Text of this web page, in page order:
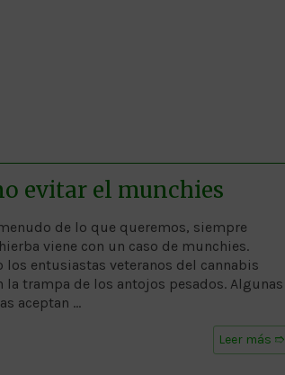
evitar el munchies
de lo que queremos, siempre
viene con un caso de munchies.
los entusiastas veteranos del cannabis
la trampa de los antojos pesados. Algunas
aceptan …
Leer más ➱